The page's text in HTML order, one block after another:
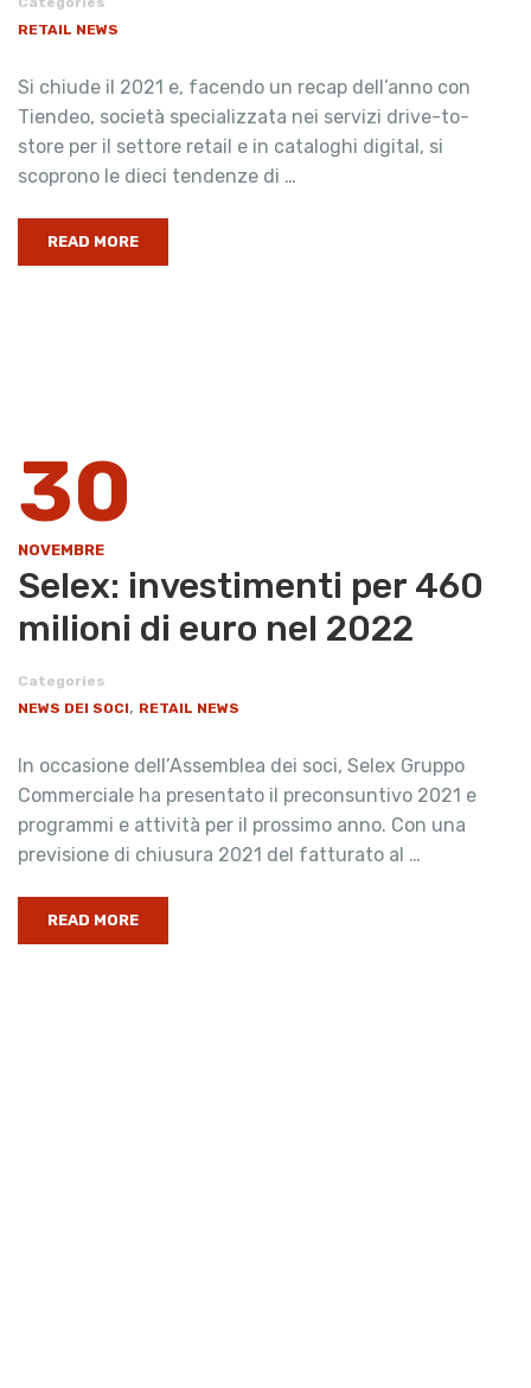
RETAIL NEWS
Si chiude il 2021 e, facendo un recap dell’anno con
Tiendeo, società specializzata nei servizi drive-to-
store per il settore retail e in cataloghi digital, si
scoprono le dieci tendenze di …
READ MORE
30
NOVEMBRE
Selex: investimenti per 460
milioni di euro nel 2022
Categories
NEWS DEI SOCI, RETAIL NEWS
In occasione dell’Assemblea dei soci, Selex Gruppo
Commerciale ha presentato il preconsuntivo 2021 e
programmi e attività per il prossimo anno. Con una
previsione di chiusura 2021 del fatturato al …
READ MORE